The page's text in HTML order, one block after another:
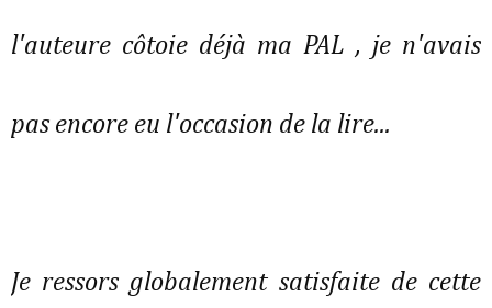
l'auteure côtoie déjà ma PAL , je n'avais
pas encore eu l'occasion de la lire...
Je ressors globalement satisfaite de cette